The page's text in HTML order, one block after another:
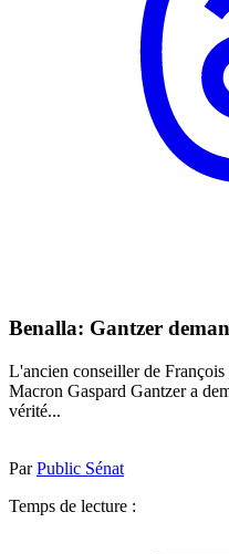
Benalla: Gantzer
L'ancien conseiller de
Macron Gaspard Gantzer a
vérité...
ParPublic Sénat
Temps de lecture :